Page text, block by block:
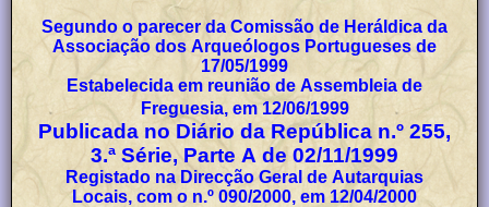
Segundo o parecer da Comissão de Heráldica da
Associação dos Arqueólogos Portugueses de
17/05/1999
Estabelecida em reunião de Assembleia de
Freguesia, em 12/06/1999
Publicada no Diário da República n.º 255,
3.ª Série, Parte A de 02/11/1999
Registado na Direcção Geral de Autarquias
Locais, com o n.º 090/2000, em 12/04/2000